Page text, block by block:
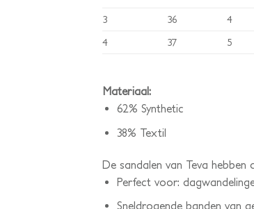
3 36 4
4 37 5
Materiaal:
62% Synthetic
38% Textil
De sandalen van Teva hebben
Perfect voor:
Sneldrogende banden van